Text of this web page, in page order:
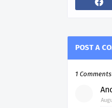
POST A
1 Comments